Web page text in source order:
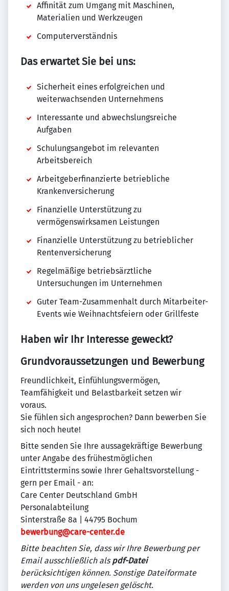
Affinität zum Umgang mit Maschinen,
Materialien und Werkzeugen
Computerverständnis
Das erwartet Sie bei uns:
Sicherheit eines erfolgreichen und
weiterwachsenden Unternehmens
Interessante und abwechslungsreiche
Aufgaben
Schulungsangebot im relevanten
Arbeitsbereich
Arbeitgeberfinanzierte betriebliche
Krankenversicherung
Finanzielle Unterstützung zu
vermögenswirksamen Leistungen
Finanzielle Unterstützung zu betrieblicher
Rentenversicherung
Regelmäßige betriebsärztliche
Untersuchungen im Unternehmen
Guter Team-Zusammenhalt durch Mitarbeiter-
Events wie Weihnachtsfeiern oder Grillfeste
Haben wir Ihr Interesse geweckt?
Grundvoraussetzungen und Bewerbung
Freundlichkeit, Einfühlungsvermögen,
Teamfähigkeit und Belastbarkeit setzen wir
voraus.
Sie fühlen sich angesprochen? Dann bewerben Sie
sich noch heute!
Bitte senden Sie Ihre aussagekräftige Bewerbung
unter Angabe des frühestmöglichen
Eintrittstermins sowie Ihrer Gehaltsvorstellung -
gern per Email - an:
Care Center Deutschland GmbH
Personalabteilung
Sinterstraße 8a | 44795 Bochum
bewerbung@care-center.de
Bitte beachten Sie, dass wir Ihre Bewerbung per
Email ausschließlich alspdf-Datei
berücksichtigen können. Sonstige Dateiformate
werden von uns ungelesen gelöscht.